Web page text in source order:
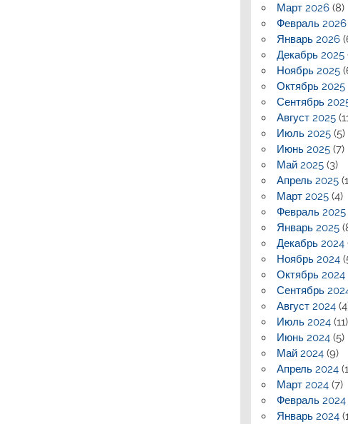
Март 2026 (8)
Февраль 2026
Январь 2026
Декабрь 2025
Ноябрь 2025
Октябрь 2025
Сентябрь
Август 2025
Июль 2025 (5)
Июнь 2025 (7)
Май 2025 (3)
Апрель 2025
Март 2025 (4)
Февраль 2025
Январь 2025
Декабрь 2024
Ноябрь 2024
Октябрь 2024
Сентябрь
Август 2024
Июль 2024 (11)
Июнь 2024 (5)
Май 2024 (9)
Апрель 2024
Март 2024 (7)
Февраль 2024
Январь 2024